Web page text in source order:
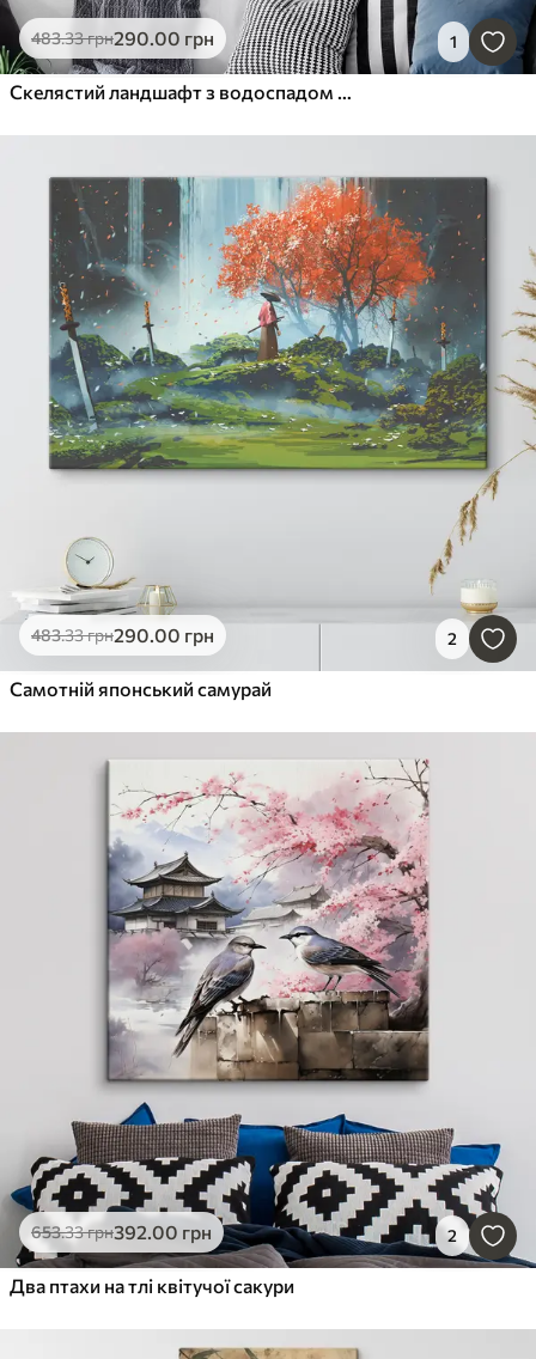
483.33грн290.00 грн 1
Скелястий ландшафт з водоспадом у теплих тонах заходу сонця
483.33грн290.00 грн 2
Самотній японський самурай
653.33грн392.00 грн 2
Два птахи на тлі квітучої сакури